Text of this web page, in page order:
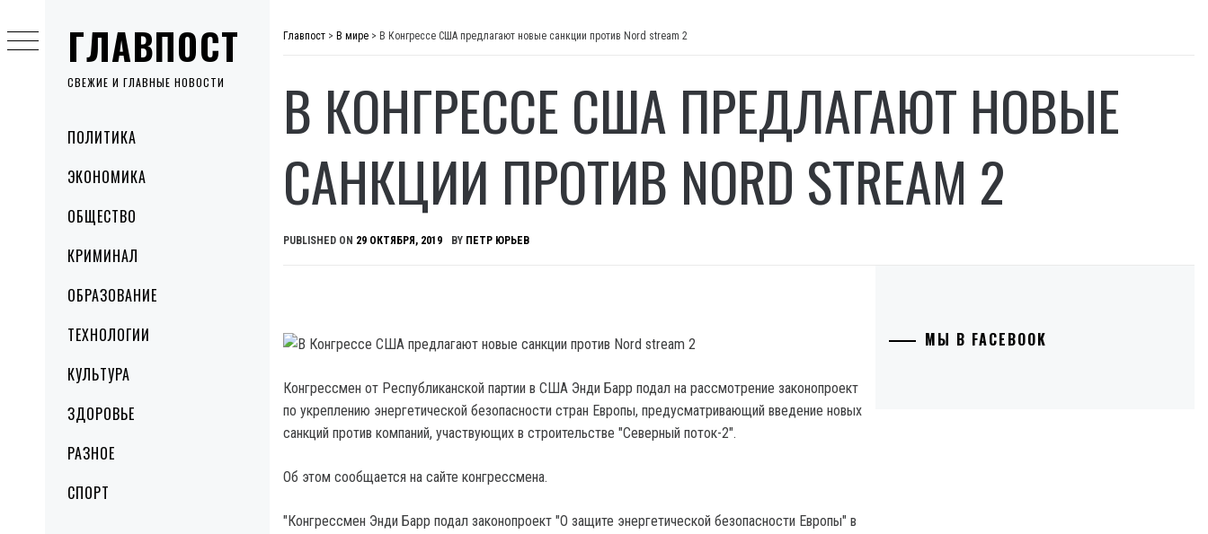
ГЛАВПОСТ
СВЕЖИЕ И ГЛАВНЫЕ НОВОСТИ
MenuПОЛИТИКА
ЭКОНОМИКА
ОБЩЕСТВО
КРИМИНАЛ
ОБРАЗОВАНИЕ
ТЕХНОЛОГИИ
КУЛЬТУРА
ЗДОРОВЬЕ
РАЗНОЕ
СПОРТ
to
content
Главпост > В мире > В Конгрессе США предлагают новые санкции против Nord stream 2
В КОНГРЕССЕ США ПРЕДЛАГАЮТ НОВЫЕ
САНКЦИИ ПРОТИВ NORD STREAM 2
PUBLISHED ON 29 ОКТЯБРЯ, 2019 BY ПЕТР ЮРЬЕВ
Конгрессмен от Республиканской партии в США Энди Барр подал на рассмотрение законопроект
по укреплению энергетической безопасности стран Европы, предусматривающий введение новых
санкций против компаний, участвующих в строительстве "Северный поток-2".
Об этом сообщается на сайте конгрессмена.
"Конгрессмен Энди Барр подал законопроект "О защите энергетической безопасности Европы" в
МЫ В FACEBOOK